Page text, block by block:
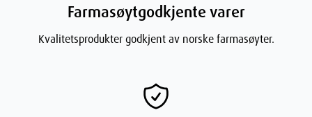
Farmasøytgodkjente varer
Kvalitetsprodukter godkjent av norske farmasøyter.